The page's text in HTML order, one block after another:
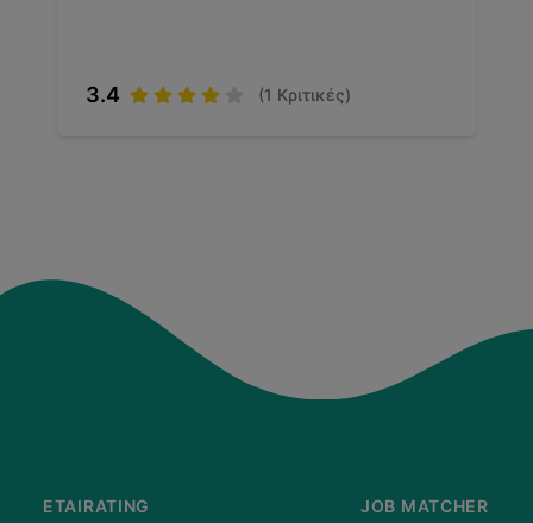
3.4 (1 Κριτικές)
ETAIRATING
JOB MATCHER